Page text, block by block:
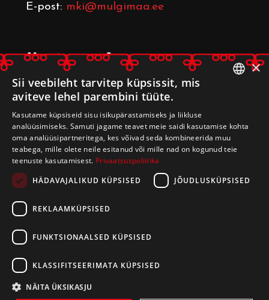
E-post: mki@mulgimaa.ee
Mulgimaa Arenduskoda
Leerimaja , Kulla küla, Mulgi vald
69509 Viljandi maakond
registrikood 80233014
E-post:arenduskoda@mulgimaa.ee
×
Sii veebileht tarvitep küpsissit, mis
aviteve lehel parembini tüüte.
Kasutame küpsiseid sisu isikupärastamiseks ja liikluse
analüüsimiseks. Samuti jagame teavet meie saidi kasutamise kohta
oma analüüsipartneritega, kes võivad seda kombineerida muu
teabega, mille olete neile esitanud või mille nad on kogunud teie
teenuste kasutamisest. Privaatsuspoliitika
HÄDAVAJALIKUD KÜPSISED
JÕUDLUSKÜPSISED
REKLAAMKÜPSISED
FUNKTSIONAALSED KÜPSISED
KLASSIFITSEERIMATA KÜPSISED
NÄITA ÜKSIKASJU